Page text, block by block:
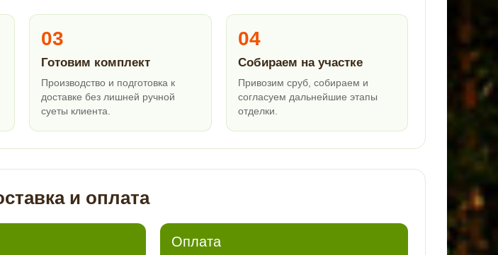
03
Готовим комплект
Производство и подготовка к
доставке без лишней ручной
суеты клиента.
04
Собираем на участке
Привозим сруб, собираем и
согласуем дальнейшие этапы
отделки.
и оплата
Оплата